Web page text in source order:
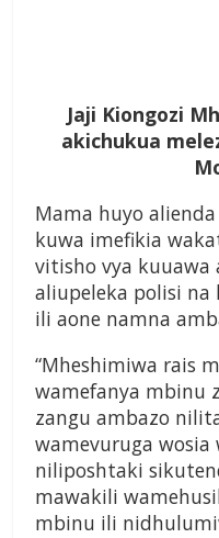
Jaji Kiongozi
akichukua
Mama huyo
kuwa imefikia
vitisho vya kuuawa
aliupeleka polisi
ili aone namna
“Mheshimiwa rais
wamefanya mbinu
zangu ambazo
wamevuruga
niliposhtaki
mawakili
mbinu ili